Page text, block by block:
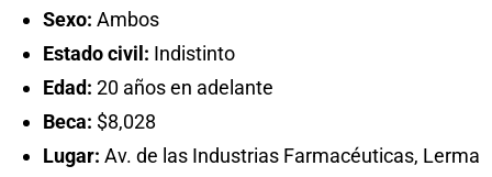
Sexo: Ambos
Estado civil: Indistinto
Edad: 20 años en adelante
Beca: $8,028
Lugar: Av. de las Industrias Farmacéuticas, Lerma